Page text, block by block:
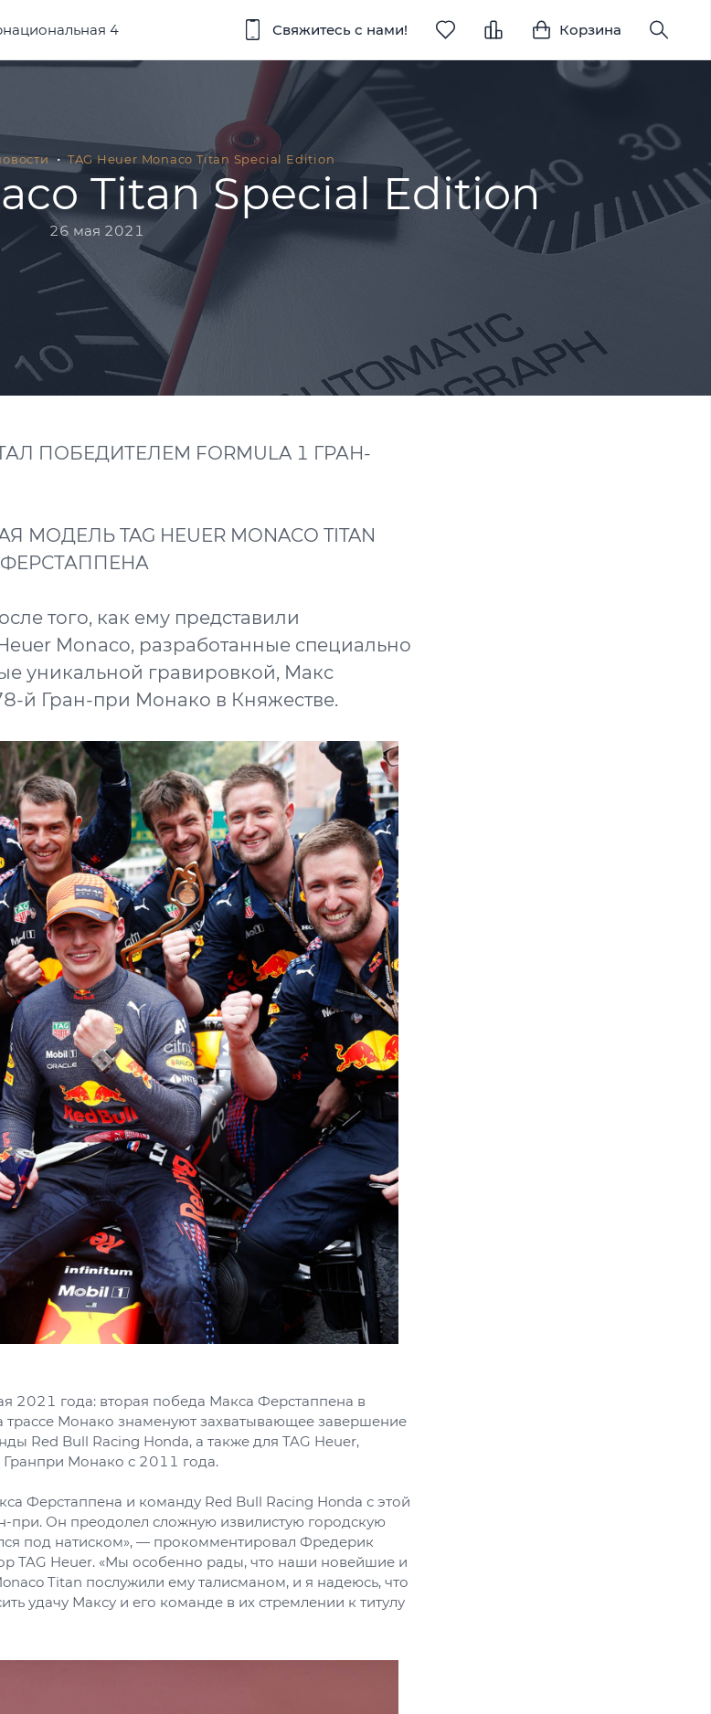
4 Свяжитесь с нами! Корзина
TAG Heuer Monaco Titan Special Edition
Titan Special Edition
26 мая 2021
ПОБЕДИТЕЛЕМ FORMULA 1 ГРАН-
TAG HEUER MONACO TITAN
того, как ему представили
Monaco, разработанные специально
уникальной гравировкой, Макс
й Гран-при Монако в Княжестве.
года: вторая победа Макса Ферстаппена в
трассе Монако знаменуют захватывающее завершение
Red Bull Racing Honda, а также для TAG Heuer,
Монако с 2011 года.
Ферстаппена и команду Red Bull Racing Honda с этой
при. Он преодолел сложную извилистую городскую
под натиском», — прокомментировал Фредерик
TAG Heuer. «Мы особенно рады, что наши новейшие и
Titan послужили ему талисманом, и я надеюсь, что
удачу Максу и его команде в их стремлении к титулу